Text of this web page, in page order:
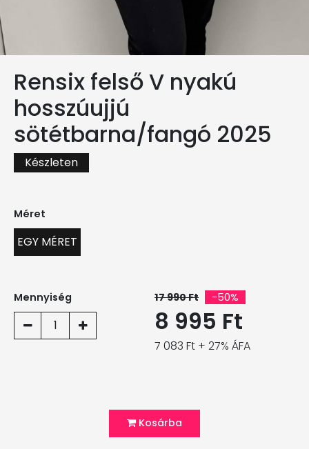
Rensix felső V nyakú
hosszúujjú
sötétbarna/fangó 2025
Készleten
Méret
EGY MÉRET
Mennyiség
1
17 990 Ft -50%
8 995 Ft
7 083 Ft + 27% ÁFA
Kosárba